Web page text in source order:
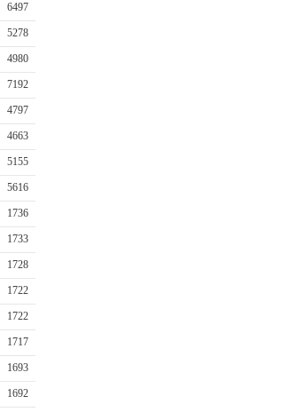
6497
5278
4980
7192
4797
4663
5155
5616
1736
1733
1728
1722
1722
1717
1693
1692